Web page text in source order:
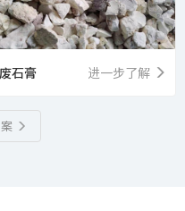
废石膏 进一步了解